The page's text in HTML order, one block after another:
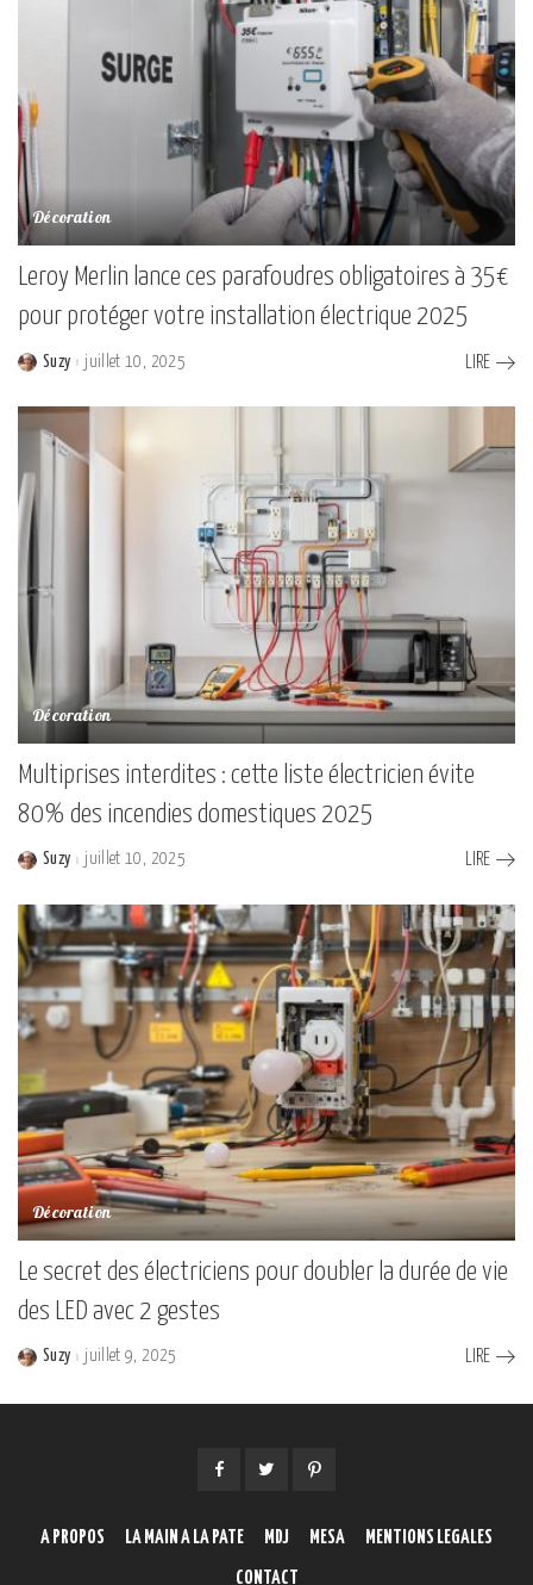
Décoration
Leroy Merlin lance ces parafoudres obligatoires à 35€
pour protéger votre installation électrique 2025
Posted
Suzy juillet 10, 2025 LIRE
Décoration
Multiprises interdites : cette liste électricien évite
80% des incendies domestiques 2025
Posted
Suzy juillet 10, 2025 LIRE
Décoration
Le secret des électriciens pour doubler la durée de vie
des LED avec 2 gestes
Posted
Suzy juillet 9, 2025 LIRE
A PROPOS LA MAIN A LA PATE MDJ MESA MENTIONS LEGALES
CONTACT